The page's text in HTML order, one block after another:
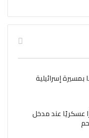
إسرائيلية
عسكريًا عند مدخل